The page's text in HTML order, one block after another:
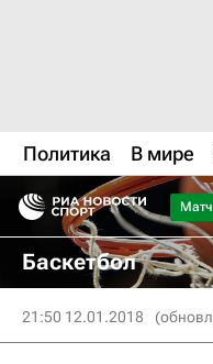
Политика В мире
Баскетбол
21:50 12.01.2018